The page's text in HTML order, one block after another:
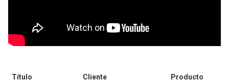
Título Cliente Producto